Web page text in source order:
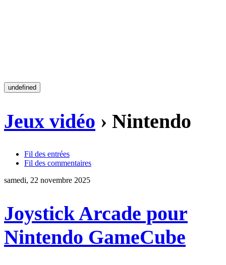
undefined
Jeux vidéo › Nintendo
Fil des entrées
Fil des commentaires
samedi, 22 novembre 2025
Joystick Arcade pour
Nintendo GameCube